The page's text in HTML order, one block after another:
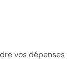
vos dépenses